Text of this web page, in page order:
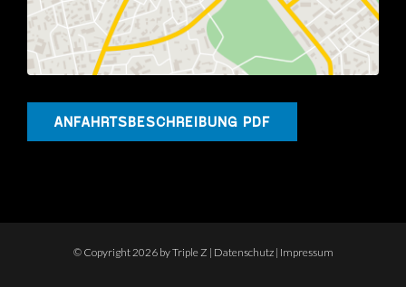
ANFAHRTSBESCHREIBUNG PDF
© Copyright 2026 by Triple Z | Datenschutz| Impressum